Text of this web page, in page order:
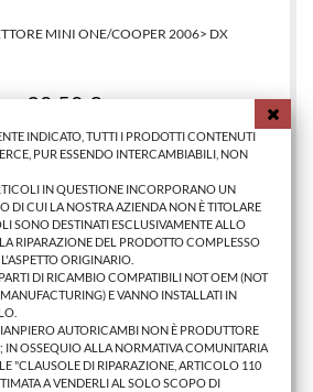
MINI ONE/COOPER 2006> DX
30,50 €
AL CARRELLO
INDICATO, TUTTI I PRODOTTI CONTENUTI
PUR ESSENDO INTERCAMBIABILI, NON
IN QUESTIONE INCORPORANO UN
DI CUI LA NOSTRA AZIENDA NON È TITOLARE
SONO DESTINATI ESCLUSIVAMENTE ALLO
RIPARAZIONE DEL PRODOTTO COMPLESSO
ORIGINARIO.
DI RICAMBIO COMPATIBILI NOT OEM (NOT
E VANNO INSTALLATI IN
AUTORICAMBI NON È PRODUTTORE
IN OSSEQUIO ALLA NORMATIVA COMUNITARIA
"CLAUSOLE DI RIPARAZIONE, ARTICOLO 110
A VENDERLI AL SOLO SCOPO DI